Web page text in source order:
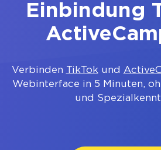
Einbindung
Verbinden TikTokund
Webinterface in 5 Minuten,
und